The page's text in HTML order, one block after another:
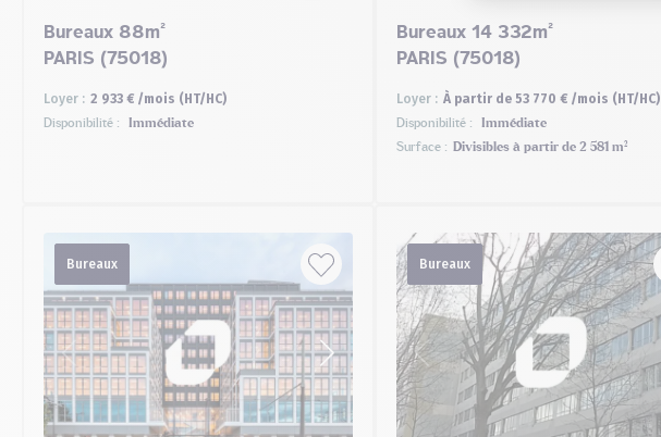
Bureaux 88m²
PARIS (75018)
Loyer : 2 933 € /mois (HT/HC)
Disponibilité : Immédiate
Bureaux 14 332m²
PARIS (75018)
Loyer : À partir de 53 770 € /mois (HT/HC)
Disponibilité :
Immédiate
Surface :
Divisibles à partir de 2 581 m²
Bureaux Bureaux